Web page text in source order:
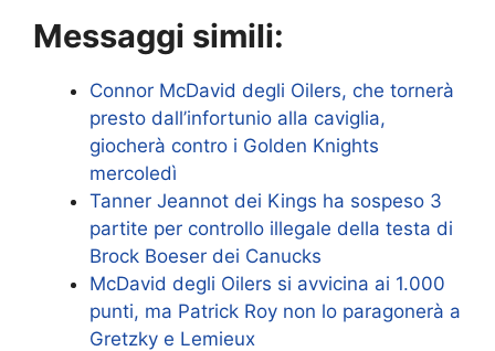
Messaggi simili:
Connor McDavid degli Oilers, che tornerà
presto dall’infortunio alla caviglia,
giocherà contro i Golden Knights
mercoledì
Tanner Jeannot dei Kings ha sospeso 3
partite per controllo illegale della testa di
Brock Boeser dei Canucks
McDavid degli Oilers si avvicina ai 1.000
punti, ma Patrick Roy non lo paragonerà a
Gretzky e Lemieux